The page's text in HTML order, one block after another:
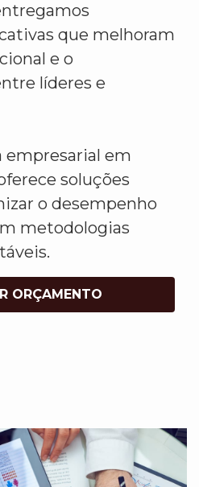
que melhoram
e o
líderes e
empresarial em
soluções
o desempenho
metodologias
ORÇAMENTO